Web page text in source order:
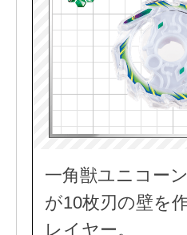
一角獣ユニコー
が10枚刃の壁を
レイヤー。